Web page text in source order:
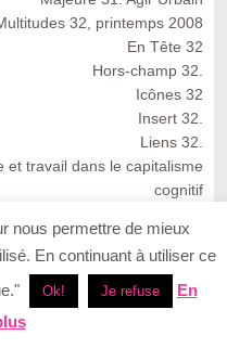
32, printemps 2008
En Tête 32
Hors-champ 32.
Icônes 32
Insert 32.
Liens 32.
et travail dans le capitalisme
cognitif
33. Multitudes 33, été 2008
33 : Summer 2008
En Tête 33
Icônes 33. Ernesto Neto
nous permettre de mieux
En continuant à utiliser ce
Ok! Je refuse
En